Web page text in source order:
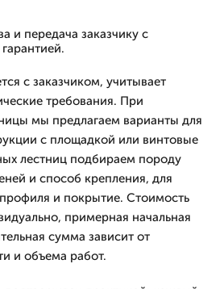
и передача заказчику с
с заказчиком, учитывает
требования. При
мы предлагаем варианты для
с площадкой или винтовые
лестниц подбираем породу
и способ крепления, для
и покрытие. Стоимость
примерная начальная
сумма зависит от
и объема работ.